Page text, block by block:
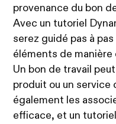
provenance du bon
Avec un tutoriel
serez guidé pas à
éléments de manière
Un bon de travail
produit ou un service
également les
efficace, et un